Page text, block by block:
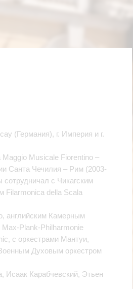
(Германия), г. Империя и г.
Maggio Musicale Fiorentino –
Санта Чечилия – Рим (2003-
с Чикагским
Filarmonica della Scala
английским Камерным
Plank-Philharmonie
с оркестрами Мантуи,
Духовым оркестром
Исаак Карабчевский, Этьен